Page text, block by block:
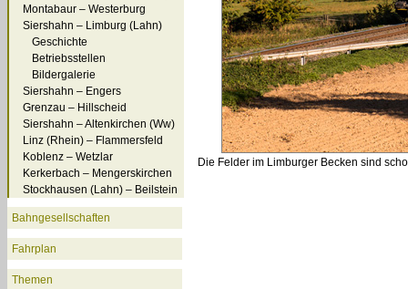
Montabaur – Westerburg
Siershahn – Limburg (Lahn)
Geschichte
Betriebsstellen
Bildergalerie
Siershahn – Engers
Grenzau – Hillscheid
Siershahn – Altenkirchen (Ww)
Linz (Rhein) – Flammersfeld
Koblenz – Wetzlar
Kerkerbach – Mengerskirchen
Stockhausen (Lahn) – Beilstein
Bahngesellschaften
Fahrplan
Themen
Die Felder im Limburger Becken sind